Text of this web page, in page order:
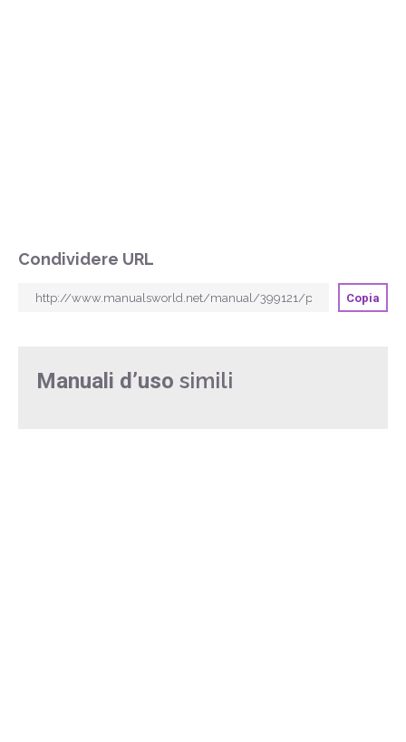
Condividere URL
Copia
Manuali d’uso simili